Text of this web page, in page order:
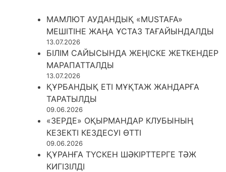
МАМЛЮТ АУДАНДЫҚ «MUSTAFA»
МЕШІТІНЕ ЖАҢА ҰСТАЗ ТАҒАЙЫНДАЛДЫ
13.07.2026
БІЛІМ САЙЫСЫНДА ЖЕҢІСКЕ ЖЕТКЕНДЕР
МАРАПАТТАЛДЫ
13.07.2026
ҚҰРБАНДЫҚ ЕТІ МҰҚТАЖ ЖАНДАРҒА
ТАРАТЫЛДЫ
09.06.2026
«ЗЕРДЕ» ОҚЫРМАНДАР КЛУБЫНЫҢ
КЕЗЕКТІ КЕЗДЕСУІ ӨТТІ
09.06.2026
ҚҰРАНҒА ТҮСКЕН ШӘКІРТТЕРГЕ ТӘЖ
КИГІЗІЛДІ